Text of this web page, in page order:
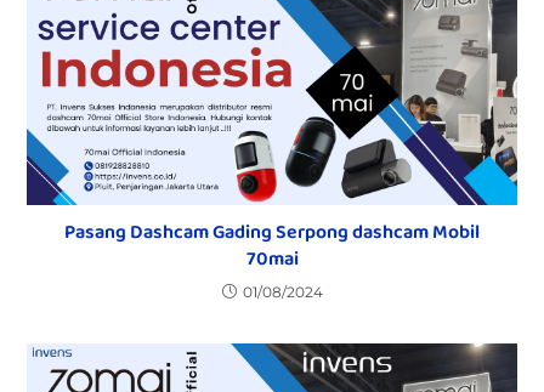
Pasang Dashcam Gading Serpong dashcam Mobil
70mai
01/08/2024